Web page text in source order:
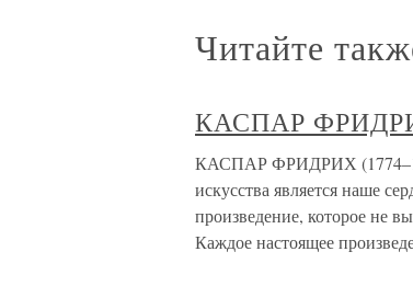
Читайте
КАСПАР
КАСПАР ФРИДРИХ
искусства является наше
произведение, которое не
Каждое настоящее